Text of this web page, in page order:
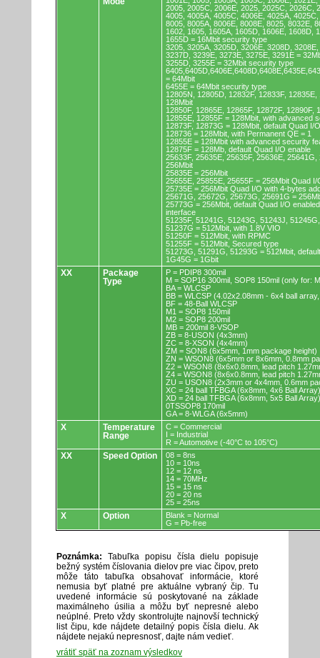
2005, 2005C, 2006E, 2025, 2025C, 2026C,
4005, 4005A, 4005C, 4006E, 4025A,
8005, 8005A, 8006E, 8008E, 8025, 8032E,
1602, 1605, 1605A, 1605D, 1606E, 1608D,
1655D = 16Mbit security type
3205, 3205A, 3205D, 3206E, 3208D,
3237D, 3239E, 3273E, 3275E, 3291E =
3255D, 3255E = 32Mbit security type
= 64Mbit
6455E = 64Mbit security type
12805N, 12805D, 12832F, 12833F,
128Mbit
12850F, 12865E, 12865F, 12872F, 12890F,
12855E, 12855F = 128Mbit, with advanced
12873F, 12873G = 128Mbit, default Quad I/
128736 = 128Mbit, with Permanent QE = 1
12855E = 128Mbit with advanced security
12875F = 128Mb, default Quad I/O enable
25633F, 25635E, 25635F, 25636E,
256Mbit
25835E = 256Mbit
25655E, 25855E, 25655F = 256Mbit Quad
25735E = 256Mbit Quad I/O with 4-bytes
25671G, 25672G, 25673G, 25691G =
25773G = 256Mbit, default Quad I/O
interface
51235F, 51241G, 51243G, 51243J,
51237G = 512Mbit, with 1.8V VIO
51250F = 512Mbit, with RPMC
51255F = 512Mbit, Secured type
51273G, 51291G, 51293G = 512Mbit,
1G45G = 1Gbit
XX
Package
Type
P = PDIP8 300mil
M = SOP16 300mil, SOP8 150mil (only for:
BA = WLCSP
BB = WLCSP (4.02x2.08mm - 6x4 ball
BF = 48-Ball WLCSP
M1 = SOP8 150mil
M2 = SOP8 200mil
MB = 200mil 8-VSOP
ZB = 8-USON (4x3mm)
ZC = 8-XSON (4x4mm)
ZM = SON8 (6x5mm, 1mm package height)
ZN = WSON8 (6x5mm or 8x6mm, 0.8mm
Z2 = WSON8 (8x6x0.8mm, lead pitch
Z4 = WSON8 (8x6x0.8mm, lead pitch
ZU = USON8 (2x3mm or 4x4mm, 0.6mm
XC = 24 ball TFBGA (6x8mm, 4x6 Ball Array)
XD = 24 ball TFBGA (6x8mm, 5x5 Ball Array)
0TSSOP8 170mil
GA = 8-WLGA (6x5mm)
X
Temperature
Range
C = Commercial
I = Industrial
R = Automotive (-40°C to 105°C)
XX Speed Option
08 = 8ns
10 = 10ns
12 = 12 ns
14 = 70MHz
15 = 15 ns
20 = 20 ns
25 = 25ns
X Option
Blank = Normal
G = Pb-free
Poznámka: Tabuľka popisu čísla dielu popisuje
bežný systém číslovania dielov pre viac čipov, preto
môže táto tabuľka obsahovať informácie, ktoré
nemusia byť platné pre aktuálne vybraný čip. Tu
uvedené informácie sú poskytované na základe
maximálneho úsilia a môžu byť nepresné alebo
neúplné. Preto vždy skontrolujte najnovší technický
list čipu, kde nájdete detailný popis čísla dielu. Ak
nájdete nejakú nepresnosť, dajte nám vedieť.
vrátiť späť na zoznam výsledkov